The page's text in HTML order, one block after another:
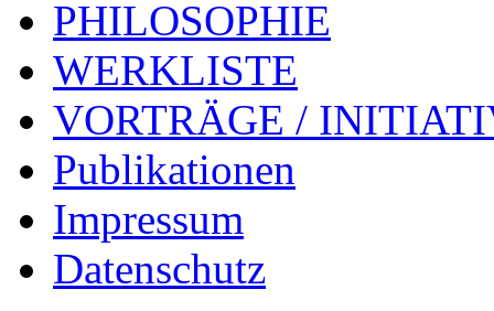
PHILOSOPHIE
WERKLISTE
VORTRÄGE /
Publikationen
Impressum
Datenschutz